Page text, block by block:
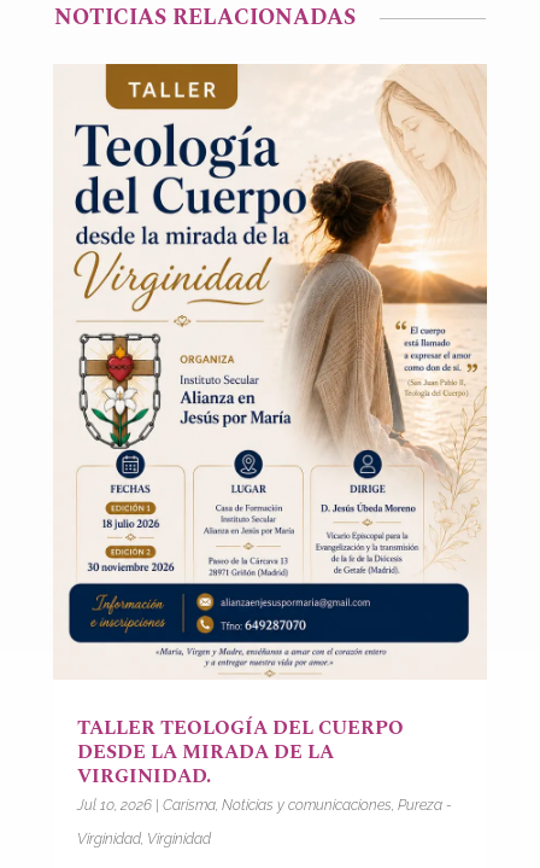
NOTICIAS RELACIONADAS
TALLER TEOLOGÍA DEL CUERPO
DESDE LA MIRADA DE LA
VIRGINIDAD.
Jul 10, 2026| Carisma, Noticias y comunicaciones, Pureza -
Virginidad, Virginidad